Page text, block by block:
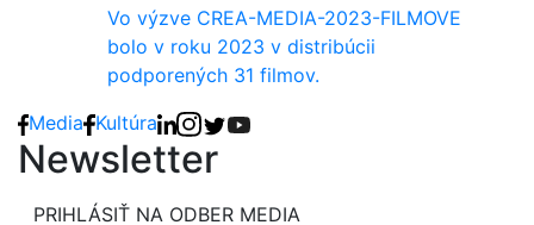
Vo výzve CREA-MEDIA-2023-FILMOVE
bolo v roku 2023 v distribúcii
podporených 31 filmov.
Media Kultúra
Newsletter
PRIHLÁSIŤ NA ODBER MEDIA